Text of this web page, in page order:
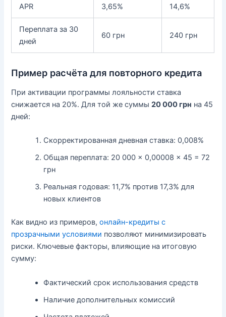
APR 3,65% 14,6%
Переплата за 30
дней
60 грн 240 грн
Пример расчёта для повторного кредита
При активации программы лояльности ставка
снижается на 20%. Для той же суммы20 000 грн на 45
дней:
Скорректированная дневная ставка: 0,008%
Общая переплата: 20 000 × 0,00008 × 45 = 72
грн
Реальная годовая: 11,7% против 17,3% для
новых клиентов
Как видно из примеров,онлайн-кредиты с
прозрачными условиями позволяют минимизировать
риски. Ключевые факторы, влияющие на итоговую
сумму:
Фактический срок использования средств
Наличие дополнительных комиссий